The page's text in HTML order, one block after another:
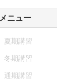
メニュー
夏期講習
冬期講習
通期講習